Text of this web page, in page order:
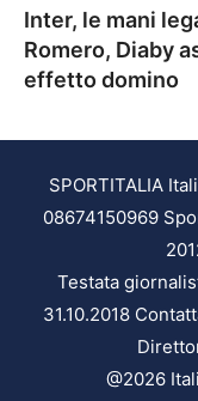
Inter, le mani
Romero, Diaby
effetto domino
SPORTITALIA
08674150969
Testata
31.10.2018
@2026